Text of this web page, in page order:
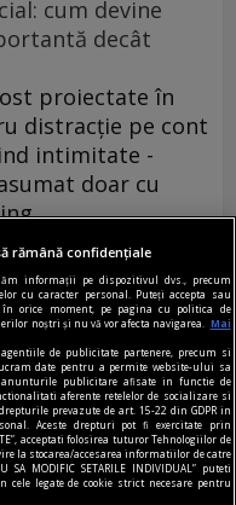
cum devine
decât
proiectate în
distracție pe cont
intimitate -
doar cu
rămână confidențiale
informații pe dispozitivul dvs., precum
cu caracter personal. Puteți accepta sau
orice moment, pe pagina cu politica de
noștri și nu vă vor afecta navigarea.
Mai
de publicitate partenere, precum si
date pentru a permite website-ului sa
publicitare afisate in functie de
aferente retelelor de socializare si
prevazute de art. 15-22 din GDPR in
Aceste drepturi pot fi exercitate prin
acceptati folosirea tuturor Tehnologiilor de
la stocarea/accesarea informatiilor de catre
MODIFIC SETARILE INDIVIDUAL” puteti
legate de cookie strict necesare pentru